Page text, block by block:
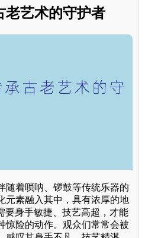
老艺术的守护者
随着唢呐、锣鼓等传统乐器的
元素融入其中，具有浓厚的地
要身手敏捷、技艺高超，才能
惊险的动作。观众们常常会被